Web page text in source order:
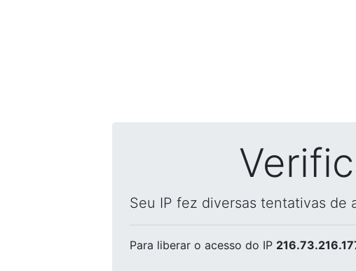
Seu IP fez diversas tentativas de
Para liberar o acesso do IP